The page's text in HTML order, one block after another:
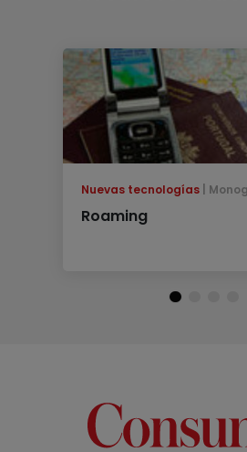
Nuevas tecnologías
Roaming